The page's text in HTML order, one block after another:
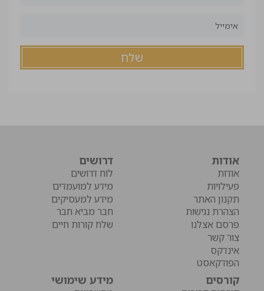
אודות
אודות
פעילויות
תקנון האתר
הצהרת נגישות
פרסם אצלנו
צור קשר
אינדקס
הפודקאסט
דרושים
לוח דרושים
מידע למועמדים
מידע למעסיקים
חבר מביא חבר
שלח קורות חיים
קורסים מידע שימושי